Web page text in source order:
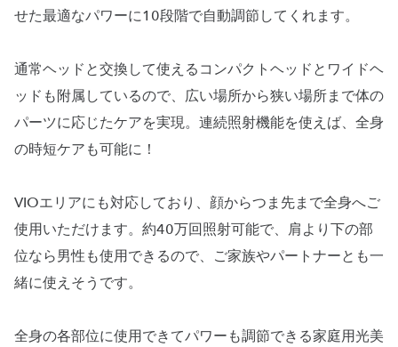
せた最適なパワーに10段階で自動調節してくれます。
通常ヘッドと交換して使えるコンパクトヘッドとワイドヘ
ッドも附属しているので、広い場所から狭い場所まで体の
パーツに応じたケアを実現。連続照射機能を使えば、全身
の時短ケアも可能に！
VIOエリアにも対応しており、顔からつま先まで全身へご
使用いただけます。約40万回照射可能で、肩より下の部
位なら男性も使用できるので、ご家族やパートナーとも一
緒に使えそうです。
全身の各部位に使用できてパワーも調節できる家庭用光美